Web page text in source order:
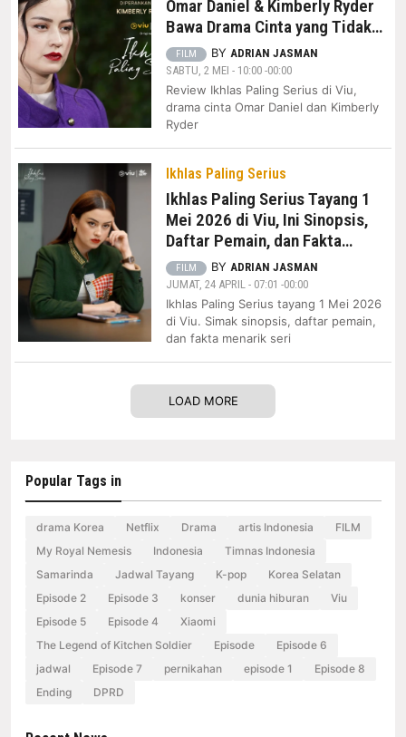
Popular Tags in
drama Korea Netflix Drama artis Indonesia
FILM
My Royal Nemesis
Indonesia
Timnas Indonesia
Samarinda
Jadwal Tayang K-pop
Korea Selatan
Episode 2
Episode 3 konser dunia hiburan
Viu
Episode 5
Episode 4
Xiaomi
The Legend of Kitchen Soldier
Episode
Episode 6
jadwal
Episode 7 pernikahan episode 1
Episode 8
Ending
DPRD
Omar Daniel & Kimberly Ryder
Bawa Drama Cinta yang Tidak
Sekadar Romantis
FILM BY ADRIAN JASMAN
SABTU, 2 MEI - 10:00 -00:00
Review Ikhlas Paling Serius di Viu,
drama cinta Omar Daniel dan Kimberly
Ryder
Ikhlas Paling Serius
Ikhlas Paling Serius Tayang 1
Mei 2026 di Viu, Ini Sinopsis,
Daftar Pemain, dan Fakta
Menariknya
FILM BY ADRIAN JASMAN
JUMAT, 24 APRIL - 07:01 -00:00
Ikhlas Paling Serius tayang 1 Mei 2026
di Viu. Simak sinopsis, daftar pemain,
dan fakta menarik seri
LOAD MORE